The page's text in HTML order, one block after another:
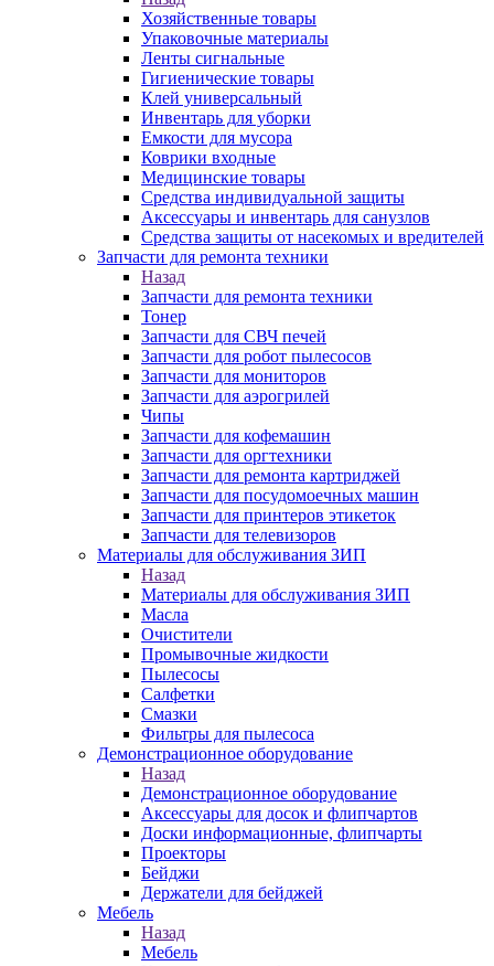
Хозяйственные товары
Упаковочные материалы
Ленты сигнальные
Гигиенические товары
Клей универсальный
Инвентарь для уборки
Емкости для мусора
Коврики входные
Медицинские товары
Средства индивидуальной защиты
Аксессуары и инвентарь для санузлов
Средства защиты от насекомых и вредителей
Запчасти для ремонта техники
Назад
Запчасти для ремонта техники
Тонер
Запчасти для СВЧ печей
Запчасти для робот пылесосов
Запчасти для мониторов
Запчасти для аэрогрилей
Чипы
Запчасти для кофемашин
Запчасти для оргтехники
Запчасти для ремонта картриджей
Запчасти для посудомоечных машин
Запчасти для принтеров этикеток
Запчасти для телевизоров
Материалы для обслуживания ЗИП
Назад
Материалы для обслуживания ЗИП
Масла
Очистители
Промывочные жидкости
Пылесосы
Салфетки
Смазки
Фильтры для пылесоса
Демонстрационное оборудование
Назад
Демонстрационное оборудование
Аксессуары для досок и флипчартов
Доски информационные, флипчарты
Проекторы
Бейджи
Держатели для бейджей
Мебель
Назад
Мебель